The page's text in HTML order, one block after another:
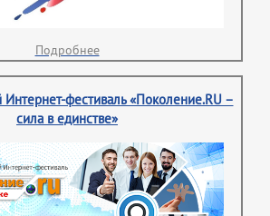
Подробнее
фестиваль «Поколение.RU –
сила в единстве»